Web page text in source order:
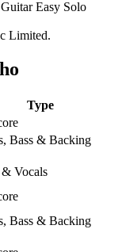
Limited.
Type
Bass & Backing
Vocals
Bass & Backing